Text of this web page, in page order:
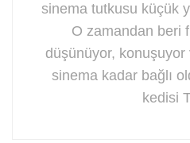
sinema tutkusu küçük
O zamandan beri
düşünüyor, konuşuyor
sinema kadar bağlı
kedisi